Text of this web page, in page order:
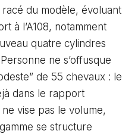
du modèle, évoluant
à l’A108, notamment
quatre cylindres
ne s’offusque
de 55 chevaux : le
dans le rapport
vise pas le volume,
se structure